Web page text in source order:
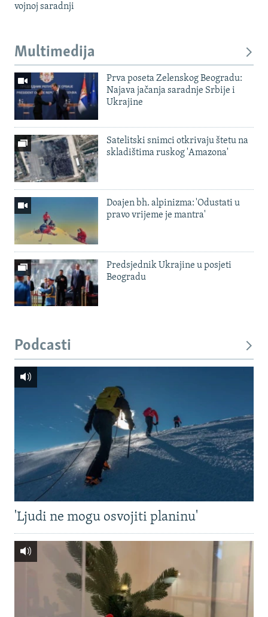
vojnoj saradnji
Multimedija
Prva poseta Zelenskog Beogradu:
Najava jačanja saradnje Srbije i
Ukrajine
Satelitski snimci otkrivaju štetu na
skladištima ruskog 'Amazona'
Doajen bh. alpinizma: 'Odustati u
pravo vrijeme je mantra'
Predsjednik Ukrajine u posjeti
Beogradu
Podcasti
'Ljudi ne mogu osvojiti planinu'